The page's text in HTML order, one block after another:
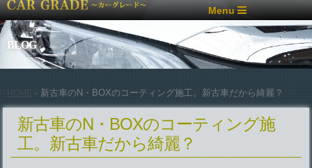
Menu
BLOG
> 新古車のN・BOXのコーティング施工。新古車だから綺麗？
新古車のN・BOXのコーティング施
工。新古車だから綺麗？